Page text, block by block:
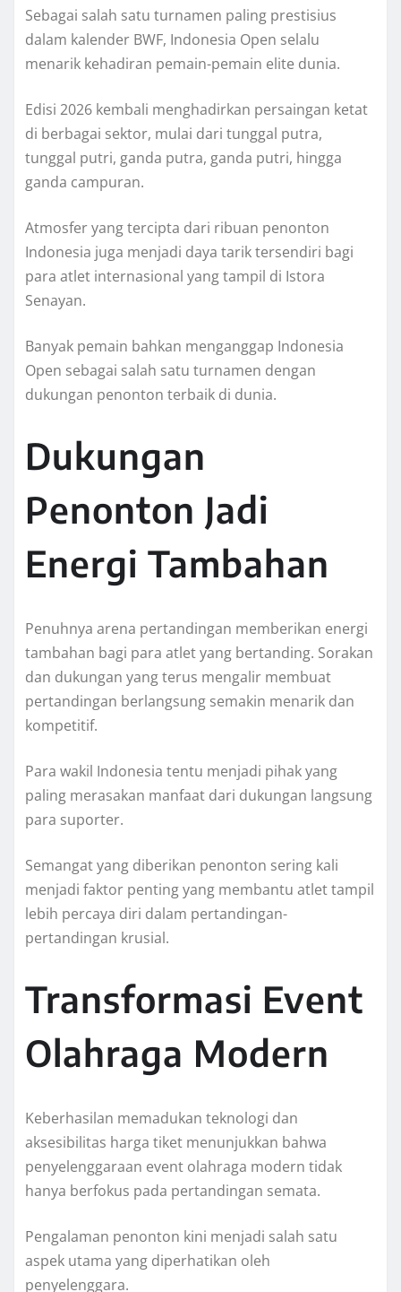
Sebagai salah satu turnamen paling prestisius
dalam kalender BWF, Indonesia Open selalu
menarik kehadiran pemain-pemain elite dunia.
Edisi 2026 kembali menghadirkan persaingan ketat
di berbagai sektor, mulai dari tunggal putra,
tunggal putri, ganda putra, ganda putri, hingga
ganda campuran.
Atmosfer yang tercipta dari ribuan penonton
Indonesia juga menjadi daya tarik tersendiri bagi
para atlet internasional yang tampil di Istora
Senayan.
Banyak pemain bahkan menganggap Indonesia
Open sebagai salah satu turnamen dengan
dukungan penonton terbaik di dunia.
Dukungan
Penonton Jadi
Energi Tambahan
Penuhnya arena pertandingan memberikan energi
tambahan bagi para atlet yang bertanding. Sorakan
dan dukungan yang terus mengalir membuat
pertandingan berlangsung semakin menarik dan
kompetitif.
Para wakil Indonesia tentu menjadi pihak yang
paling merasakan manfaat dari dukungan langsung
para suporter.
Semangat yang diberikan penonton sering kali
menjadi faktor penting yang membantu atlet tampil
lebih percaya diri dalam pertandingan-
pertandingan krusial.
Transformasi Event
Olahraga Modern
Keberhasilan memadukan teknologi dan
aksesibilitas harga tiket menunjukkan bahwa
penyelenggaraan event olahraga modern tidak
hanya berfokus pada pertandingan semata.
Pengalaman penonton kini menjadi salah satu
aspek utama yang diperhatikan oleh
penyelenggara.